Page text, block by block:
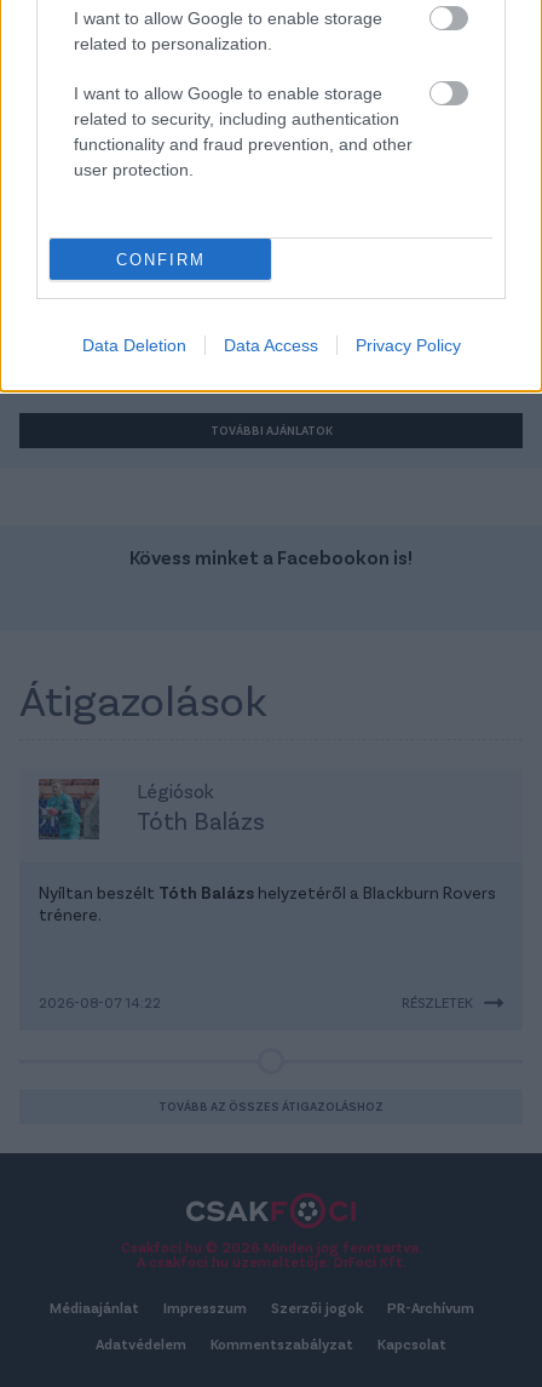
I want to allow Google to enable storage
related to personalization.
I want to allow Google to enable storage
related to security, including authentication
functionality and fraud prevention, and other
user protection.
CONFIRM
Data Deletion Data Access Privacy Policy
Autópiac
Ford Kuga
Szín:
Volvo Xc40
Szín: Zöld (metál)
TOVÁBBI AJÁNLATOK
Kövess minket a Facebookon is!
Átigazolások
Légiósok
Tóth Balázs
Nyíltan beszélt Tóth Balázs helyzetéről a Blackburn Rovers
trénere.
2026-08-07 14:22 RÉSZLETEK
TOVÁBB AZ ÖSSZES ÁTIGAZOLÁSHOZ
Csakfoci.hu © 2026 Minden jog fenntartva.
A csakfoci.hu üzemeltetője: DrFoci Kft.
Médiaajánlat Impresszum Szerzői jogok PR-Archívum
Adatvédelem Kommentszabályzat Kapcsolat